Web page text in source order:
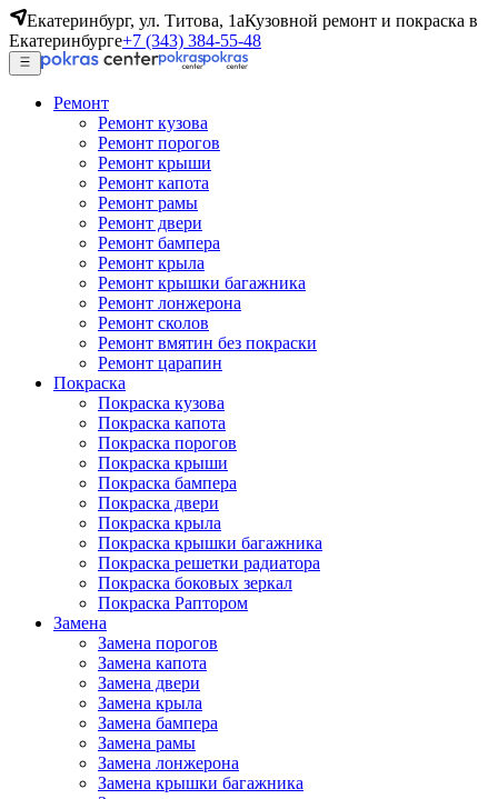
Екатеринбург, ул. Титова, 1аКузовной ремонт и покраска в
Екатеринбурге+7 (343) 384-55-48
Ремонт
Ремонт кузова
Ремонт порогов
Ремонт крыши
Ремонт капота
Ремонт рамы
Ремонт двери
Ремонт бампера
Ремонт крыла
Ремонт крышки багажника
Ремонт лонжерона
Ремонт сколов
Ремонт вмятин без покраски
Ремонт царапин
Покраска
Покраска кузова
Покраска капота
Покраска порогов
Покраска крыши
Покраска бампера
Покраска двери
Покраска крыла
Покраска крышки багажника
Покраска решетки радиатора
Покраска боковых зеркал
Покраска Раптором
Замена
Замена порогов
Замена капота
Замена двери
Замена крыла
Замена бампера
Замена рамы
Замена лонжерона
Замена крышки багажника